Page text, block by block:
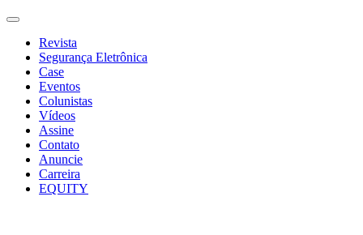
Revista
Segurança Eletrônica
Case
Eventos
Colunistas
Vídeos
Assine
Contato
Anuncie
Carreira
EQUITY